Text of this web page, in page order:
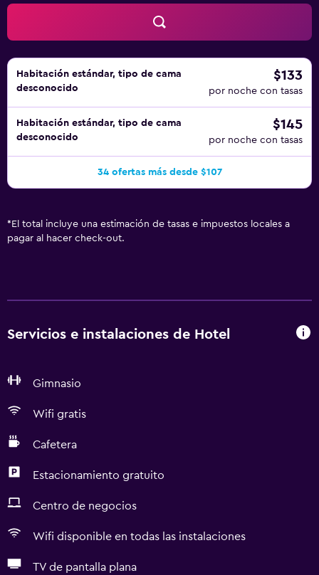
Habitación estándar, tipo de cama
desconocido
$133
por noche con tasas
Habitación estándar, tipo de cama
desconocido
$145
por noche con tasas
34 ofertas más desde $107
* El total incluye una estimación de tasas e impuestos locales a
pagar al hacer check-out.
Servicios e instalaciones de Hotel
Gimnasio
Wifi gratis
Cafetera
Estacionamiento gratuito
Centro de negocios
Wifi disponible en todas las instalaciones
TV de pantalla plana